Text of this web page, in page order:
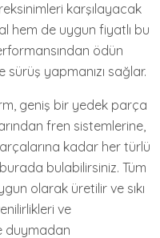
karşılayacak
hem de uygun fiyatlı bu
ödün
yapmanızı sağlar.
geniş bir yedek parça
fren sistemlerine,
kadar her türlü
bulabilirsiniz. Tüm
olarak üretilir ve sıkı
ve
duymadan